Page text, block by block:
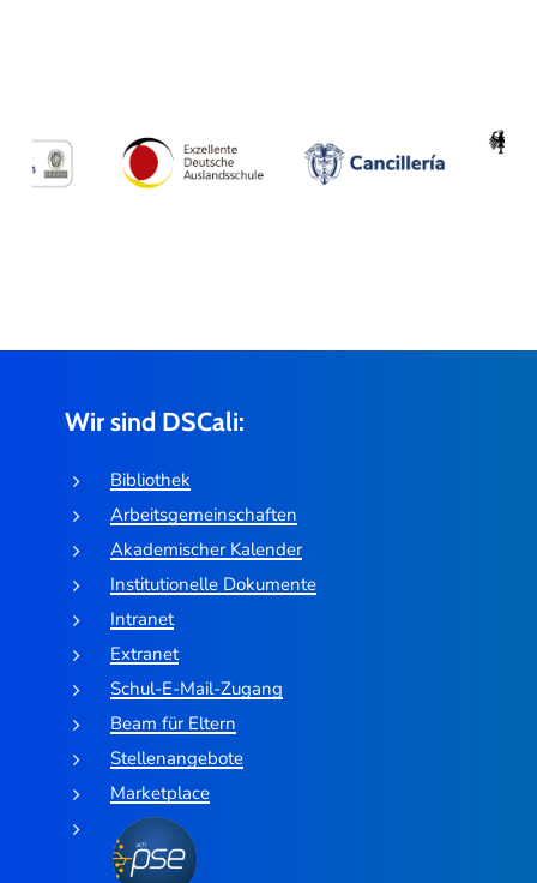
Wir sind DSCali:
Bibliothek
Arbeitsgemeinschaften
Akademischer Kalender
Institutionelle Dokumente
Intranet
Extranet
Schul-E-Mail-Zugang
Beam für Eltern
Stellenangebote
Marketplace